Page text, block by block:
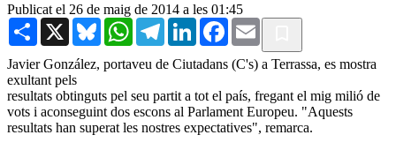
Publicat el 26 de maig de 2014 a les 01:45
Share X BlueskyWhatsAppTelegramLinkedInFacebook
Email
Javier González, portaveu de Ciutadans (C's) a Terrassa, es mostra
exultant pels
resultats obtinguts pel seu partit a tot el país, fregant el mig milió de
vots i aconseguint dos escons al Parlament Europeu. "Aquests
resultats han superat les nostres expectatives", remarca.